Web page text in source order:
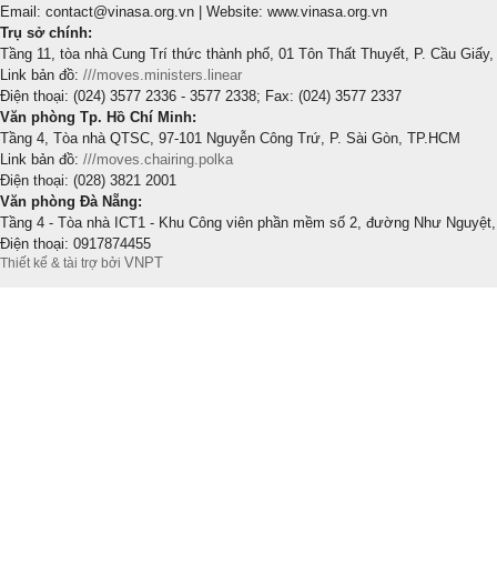
Email: contact@vinasa.org.vn | Website: www.vinasa.org.vn
Trụ sở chính:
Tầng 11, tòa nhà Cung Trí thức thành phố, 01 Tôn Thất Thuyết, P. Cầu Giấy,
Link bản đồ: ///moves.ministers.linear
Điện thoại: (024) 3577 2336 - 3577 2338; Fax: (024) 3577 2337
Văn phòng Tp. Hồ Chí Minh:
Tầng 4, Tòa nhà QTSC, 97-101 Nguyễn Công Trứ, P. Sài Gòn, TP.HCM
Link bản đồ: ///moves.chairing.polka
Điện thoại: (028) 3821 2001
Văn phòng Đà Nẵng:
Tầng 4 - Tòa nhà ICT1 - Khu Công viên phần mềm số 2, đường Như
Điện thoại: 0917874455
Thiết kế & tài trợ bởi VNPT